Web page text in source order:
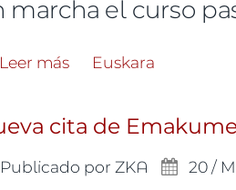
marcha el curso
Leer más sobre Emakumeok
Euskara
cita de
Publicado porZKA
20 /